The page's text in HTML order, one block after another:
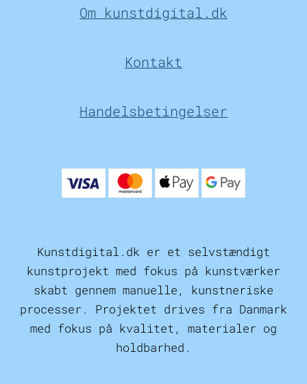
Om kunstdigital.dk
Kontakt
Handelsbetingelser
Kunstdigital.dk er et selvstændigt
kunstprojekt med fokus på kunstværker
skabt gennem manuelle, kunstneriske
processer. Projektet drives fra Danmark
med fokus på kvalitet, materialer og
holdbarhed.